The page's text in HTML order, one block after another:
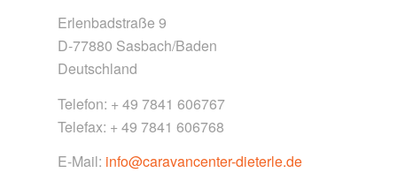
Erlenbadstraße 9
D-77880 Sasbach/Baden
Deutschland
Telefon: + 49 7841 606767
Telefax: + 49 7841 606768
E-Mail: info@caravancenter-dieterle.de